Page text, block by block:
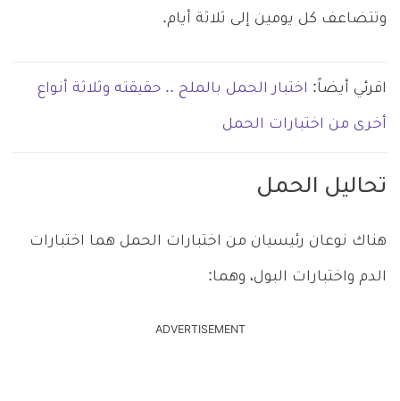
وتتضاعف كل يومين إلى ثلاثة أيام.
اقرئي أيضاً: اختبار الحمل بالملح .. حقيقته وثلاثة أنواع
أخرى من اختبارات الحمل
تحاليل الحمل
هناك نوعان رئيسيان من اختبارات الحمل هما اختبارات
الدم واختبارات البول، وهما:
ADVERTISEMENT